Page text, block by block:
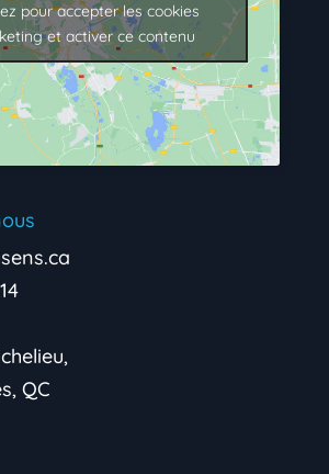
pour accepter les cookies
et activer ce contenu
QC